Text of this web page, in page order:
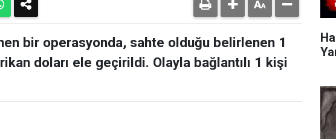
bir operasyonda, sahte olduğu belirlenen 1
doları ele geçirildi. Olayla bağlantılı 1 kişi